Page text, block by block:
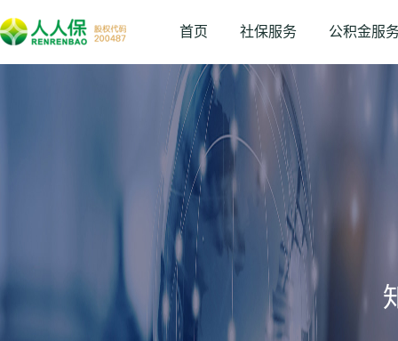
首页 社保服务 公积金服